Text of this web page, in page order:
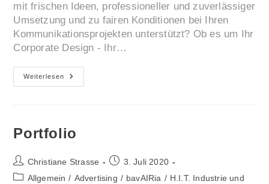
mit frischen Ideen, professioneller und zuverlässiger
Umsetzung und zu fairen Konditionen bei Ihren
Kommunikationsprojekten unterstützt? Ob es um Ihr
Corporate Design - Ihr…
Weiterlesen
ADvertising
Test
Portfolio
Beitrags-
Autor:
Christiane Strasse
Beitrag
veröffentlicht:
3. Juli 2020
Beitrags-
Allgemein / Advertising / bavAIRia / H.I.T. Industrie und